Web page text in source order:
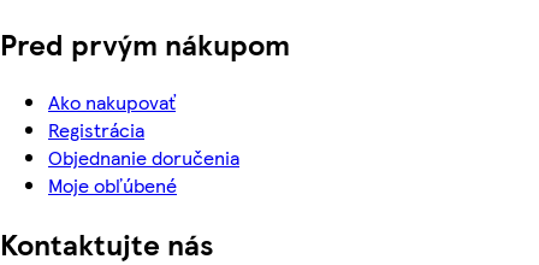
Pred prvým nákupom
Ako nakupovať
Registrácia
Objednanie doručenia
Moje obľúbené
Kontaktujte nás